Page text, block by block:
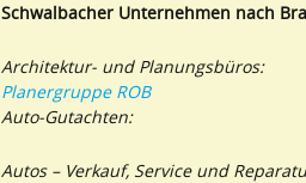
Schwalbacher Unternehmen nach
Architektur- und Planungsbüros:
Planergruppe ROB
Auto-Gutachten:
Autos – Verkauf, Service und